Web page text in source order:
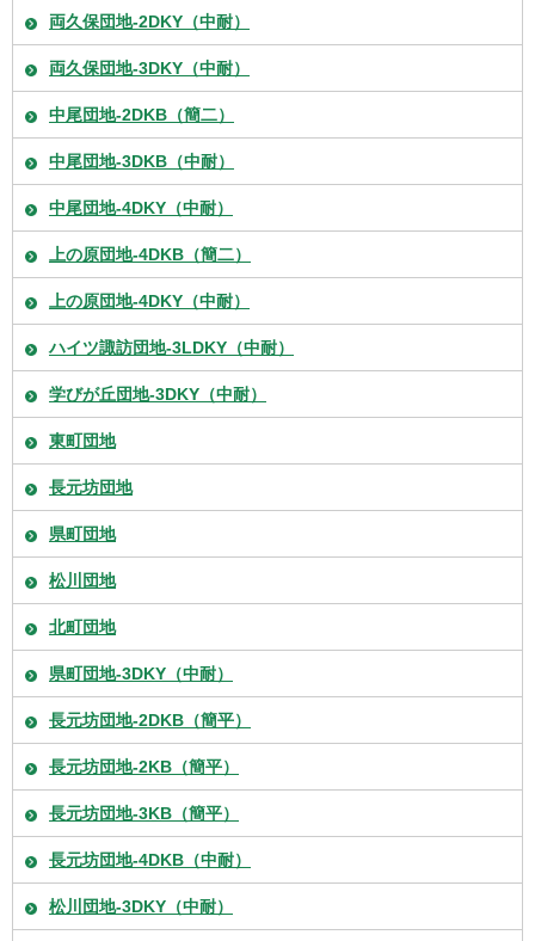
両久保団地-2DKY（中耐）
両久保団地-3DKY（中耐）
中尾団地-2DKB（簡二）
中尾団地-3DKB（中耐）
中尾団地-4DKY（中耐）
上の原団地-4DKB（簡二）
上の原団地-4DKY（中耐）
ハイツ諏訪団地-3LDKY（中耐）
学びが丘団地-3DKY（中耐）
東町団地
長元坊団地
県町団地
松川団地
北町団地
県町団地-3DKY（中耐）
長元坊団地-2DKB（簡平）
長元坊団地-2KB（簡平）
長元坊団地-3KB（簡平）
長元坊団地-4DKB（中耐）
松川団地-3DKY（中耐）